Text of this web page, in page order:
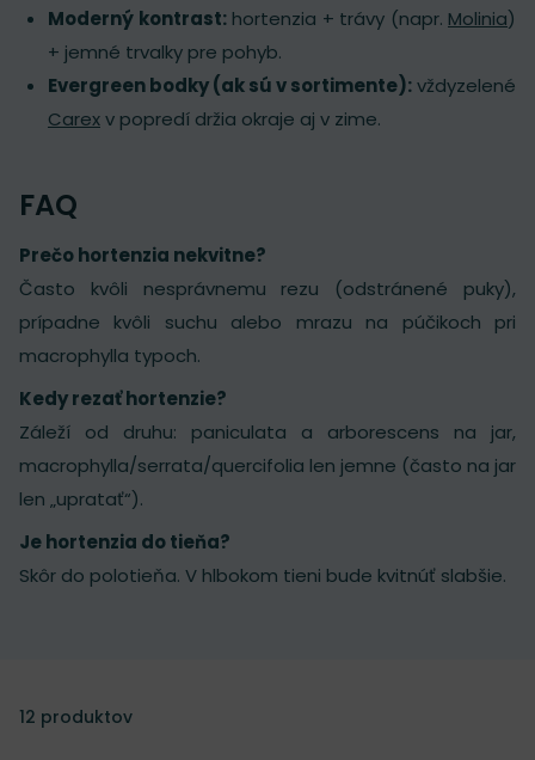
Moderný kontrast:hortenzia + trávy (napr. Molinia)
+ jemné trvalky pre pohyb.
Evergreen bodky (ak sú v sortimente):vždyzelené
Carexv popredí držia okraje aj v zime.
FAQ
Prečo hortenzia nekvitne?
Často kvôli nesprávnemu rezu (odstránené puky),
prípadne kvôli suchu alebo mrazu na púčikoch pri
macrophylla typoch.
Kedy rezať hortenzie?
Záleží od druhu: paniculata a arborescens na jar,
macrophylla/serrata/quercifolia len jemne (často na jar
len „upratať“).
Je hortenzia do tieňa?
Skôr do polotieňa. V hlbokom tieni bude kvitnúť slabšie.
12 produktov